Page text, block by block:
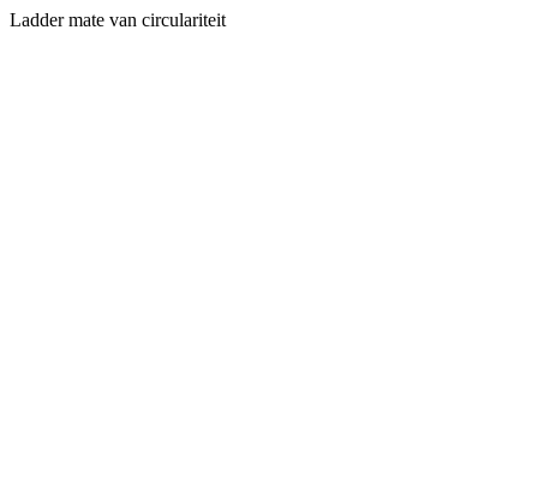
Ladder mate van circulariteit